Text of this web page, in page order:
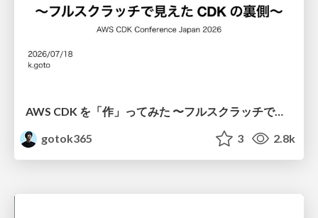
AWS CDK を「作」ってみた 〜フルスクラッチで見えた CDK の裏側〜 / aws-cdk-from-scratch
gotok365
3 2.8k